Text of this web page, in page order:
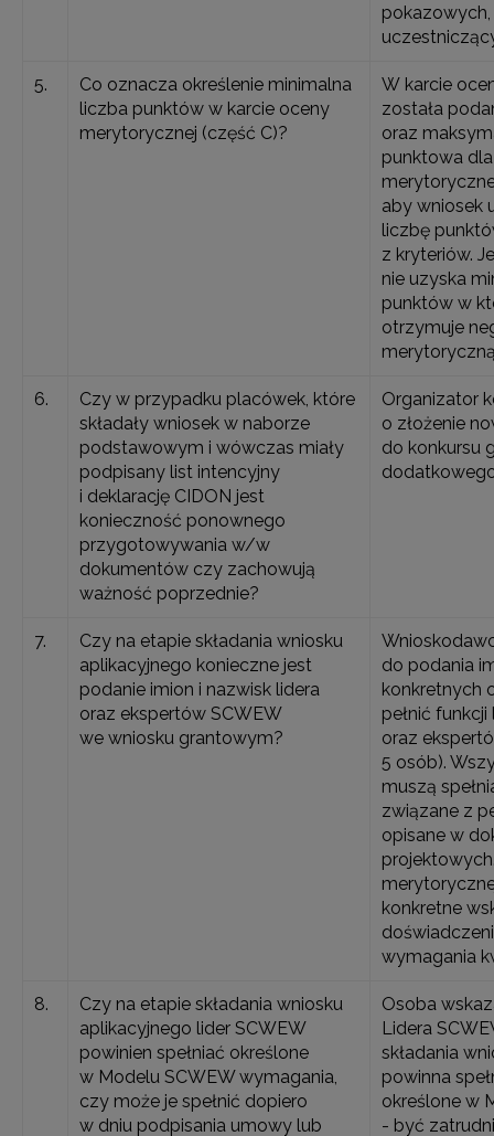
5.
Co oznacza określenie minimalna
liczba punktów w karcie oceny
merytorycznej (część C)?
W karcie
została
oraz
punktowa
aby wniosek
liczbę
z kryteriów.
nie uzyska
punktów w
otrzymuje
6.
Czy w przypadku placówek, które
składały wniosek w naborze
podstawowym i wówczas miały
podpisany list intencyjny
i deklarację CIDON jest
konieczność ponownego
przygotowywania w/w
dokumentów czy zachowują
ważność poprzednie?
Organizator
o złożenie
do konkursu
7.
Czy na etapie składania wniosku
aplikacyjnego konieczne jest
podanie imion i nazwisk lidera
oraz ekspertów SCWEW
we wniosku grantowym?
do podania
konkretnych
pełnić funkcji
oraz
5 osób).
muszą
związane z
opisane w
konkretne
wymagania
8.
Czy na etapie składania wniosku
aplikacyjnego lider SCWEW
powinien spełniać określone
w Modelu SCWEW wymagania,
czy może je spełnić dopiero
w dniu podpisania umowy lub
Osoba
Lidera
składania
powinna
określone w
- być